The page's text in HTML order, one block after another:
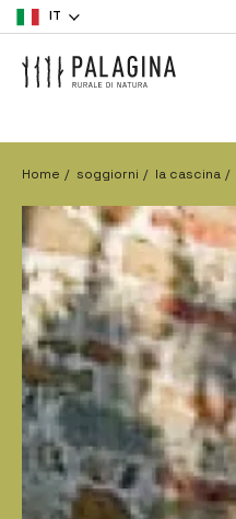
IT
Home soggiorni la cascina